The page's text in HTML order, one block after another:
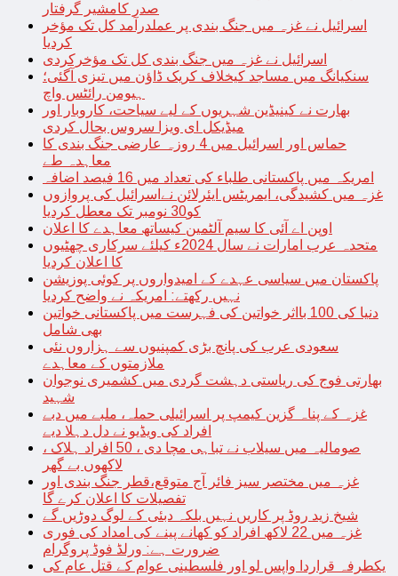
صدر کامشیر گرفتار
اسرائیل نے غزہ میں جنگ بندی پر عملدرآمد کل تک مؤخر
کردیا
اسرائیل نے غزہ میں جنگ بندی کل تک مؤخرکردی
سنکیانگ میں مساجد کیخلاف کریک ڈاؤن میں تیزی آگئی؛
ہیومن رائٹس واچ
بھارت نے کینیڈین شہریوں کے لیے سیاحت، کاروبار اور
میڈیکل ای ویزا سروس بحال کردی
حماس اور اسرائیل میں 4 روزہ عارضی جنگ بندی کا
معاہدہ طے
امریکہ میں پاکستانی طلباء کی تعداد میں 16 فیصد اضافہ
غزہ میں کشیدگی، ایمریٹس ایئرلائن نےاسرائیل کی پروازوں
کو30 نومبر تک معطل کردیا
اوپن اے آئی کا سیم آلٹمین کیساتھ معاہدے کا اعلان
متحدہ عرب امارات نے سال 2024ء کیلئے سرکاری چھٹیوں
کا اعلان کردیا
پاکستان میں سیاسی عہدے کے امیدواروں پر کوئی پوزیشن
نہیں رکھتے: امریکہ نے واضح کردیا
دنیا کی 100 بااثر خواتین کی فہرست میں پاکستانی خواتین
بھی شامل
سعودی عرب کی پانچ بڑی کمپنیوں سے ہزاروں نئی
ملازمتوں کے معاہدے
بھارتی فوج کی ریاستی دہشت گردی میں کشمیری نوجوان
شہید
غزہ کے پناہ گزین کیمپ پر اسرائیلی حملہ، ملبے میں دبے
افراد کی ویڈیو نے دل دہلا دیے
صومالیہ میں سیلاب نے تباہی مچا دی ، 50 افراد ہلاک ،
لاکھوں بے گھر
غزہ میں مختصر سیز فائر آج متوقع،قطر جنگ بندی اور
تفصیلات کا اعلان کرے گا
شیخ زید روڈ پر کاریں نہیں بلکہ دبئی کے لوگ دوڑیں گے
غزہ میں 22 لاکھ افراد کو کھانے پینے کی امداد کی فوری
ضرورت ہے: ورلڈ فوڈ پروگرام
یکطرفہ قراردا واپس لو اور فلسطینی عوام کے قتل عام کی